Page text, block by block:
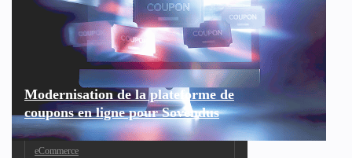
Modernisation de la plateforme de
coupons en ligne pour Sovendus
eCommerce